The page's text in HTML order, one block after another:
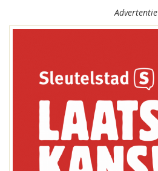
Advertentie